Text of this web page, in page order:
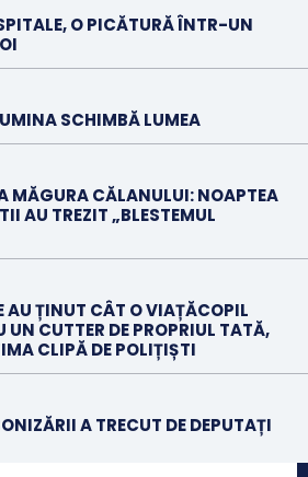
O PICĂTURĂ ÎNTR-UN
SCHIMBĂ LUMEA
MĂGURA CĂLANULUI: NOAPTEA
AU TREZIT „BLESTEMUL
AU ȚINUT CÂT O VIAȚĂCOPIL
CUTTER DE PROPRIUL TATĂ,
CLIPĂ DE POLIȚIȘTI
A TRECUT DE DEPUTAȚI